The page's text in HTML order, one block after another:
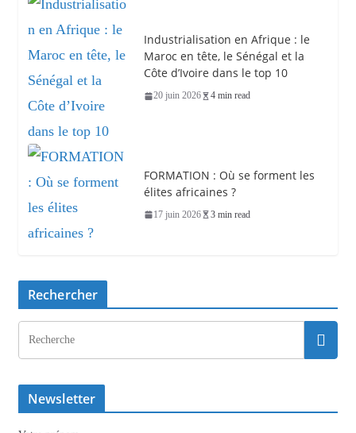
Industrialisation en Afrique : le
Maroc en tête, le Sénégal et la
Côte d’Ivoire dans le top 10
20 juin 2026 4 min read
FORMATION : Où se forment les
élites africaines ?
17 juin 2026 3 min read
Rechercher
Newsletter